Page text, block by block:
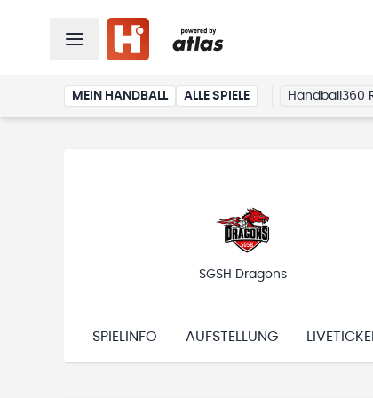
MEIN HANDBALL ALLE SPIELE Handball360
SGSH Dragons
SPIELINFO AUFSTELLUNG